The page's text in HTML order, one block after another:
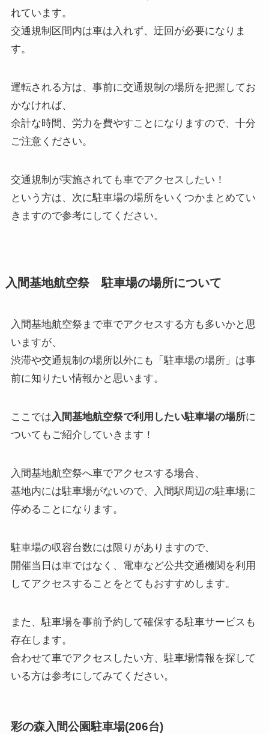
れています。
交通規制区間内は車は入れず、迂回が必要になりま
す。
運転される方は、事前に交通規制の場所を把握してお
かなければ、
余計な時間、労力を費やすことになりますので、十分
ご注意ください。
交通規制が実施されても車でアクセスしたい！
という方は、次に駐車場の場所をいくつかまとめてい
きますので参考にしてください。
入間基地航空祭 駐車場の場所について
入間基地航空祭まで車でアクセスする方も多いかと思
いますが、
渋滞や交通規制の場所以外にも「駐車場の場所」は事
前に知りたい情報かと思います。
ここでは入間基地航空祭で利用したい駐車場の場所に
ついてもご紹介していきます！
入間基地航空祭へ車でアクセスする場合、
基地内には駐車場がないので、入間駅周辺の駐車場に
停めることになります。
駐車場の収容台数には限りがありますので、
開催当日は車ではなく、電車など公共交通機関を利用
してアクセスすることをとてもおすすめします。
また、駐車場を事前予約して確保する駐車サービスも
存在します。
合わせて車でアクセスしたい方、駐車場情報を探して
いる方は参考にしてみてください。
彩の森入間公園駐車場(206台)